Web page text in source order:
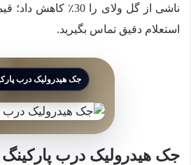
ناشی از گل ولای را
استعلام دقیق تماس بگیرید.
جک هیدرولیک درب
جک هیدرولیک درب پارکینگ